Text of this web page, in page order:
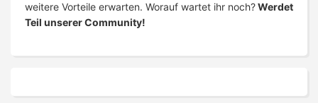
weitere Vorteile erwarten. Worauf wartet ihr noch?Werdet
Teil unserer Community!